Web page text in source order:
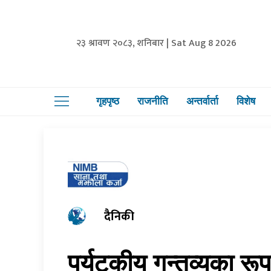
२३ श्रावण २०८३, शनिबार | Sat Aug 8 2026
गृहपृष्ठ राजनीति अन्तर्वार्ता विशेष
दैनिकी
पर्यटकीय गन्तव्यका